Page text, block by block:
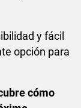
y fácil
opción para
cómo